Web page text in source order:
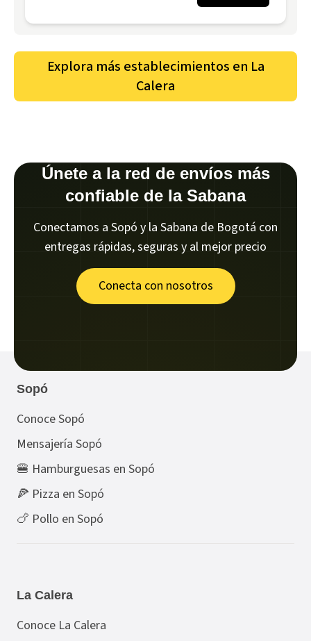
Explora más establecimientos en La
Calera
Únete a la red de envíos más
confiable de la Sabana
Conectamos a Sopó y la Sabana de Bogotá con
entregas rápidas, seguras y al mejor precio
Conecta con nosotros
Sopó
Conoce Sopó
Mensajería Sopó
🍔 Hamburguesas en Sopó
🍕 Pizza en Sopó
🍗 Pollo en Sopó
La Calera
Conoce La Calera